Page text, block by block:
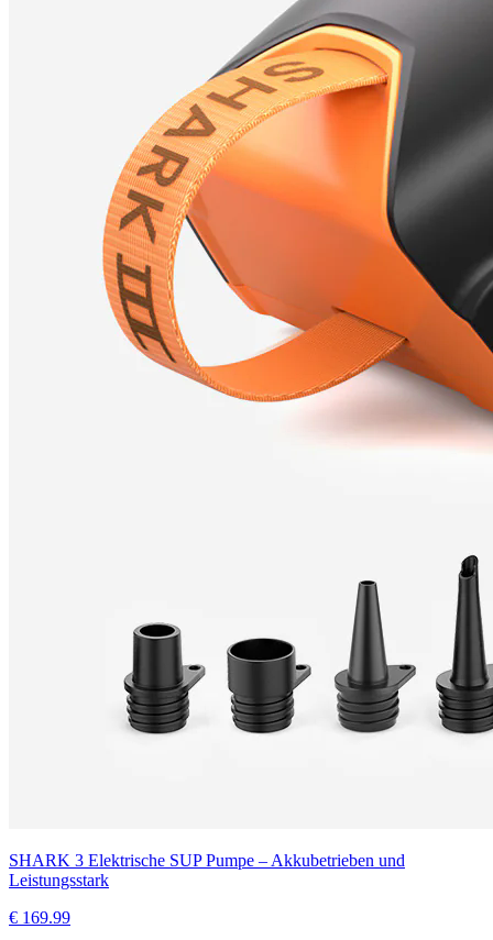
SHARK 3 Elektrische SUP Pumpe – Akkubetrieben und
Leistungsstark
€ 169.99